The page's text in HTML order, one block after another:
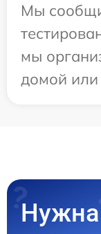
Мы
мы
домой
Нужна